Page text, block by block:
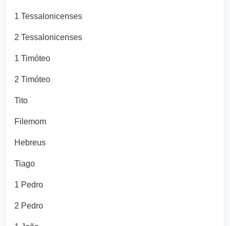
1 Tessalonicenses
2 Tessalonicenses
1 Timóteo
2 Timóteo
Tito
Filemom
Hebreus
Tiago
1 Pedro
2 Pedro